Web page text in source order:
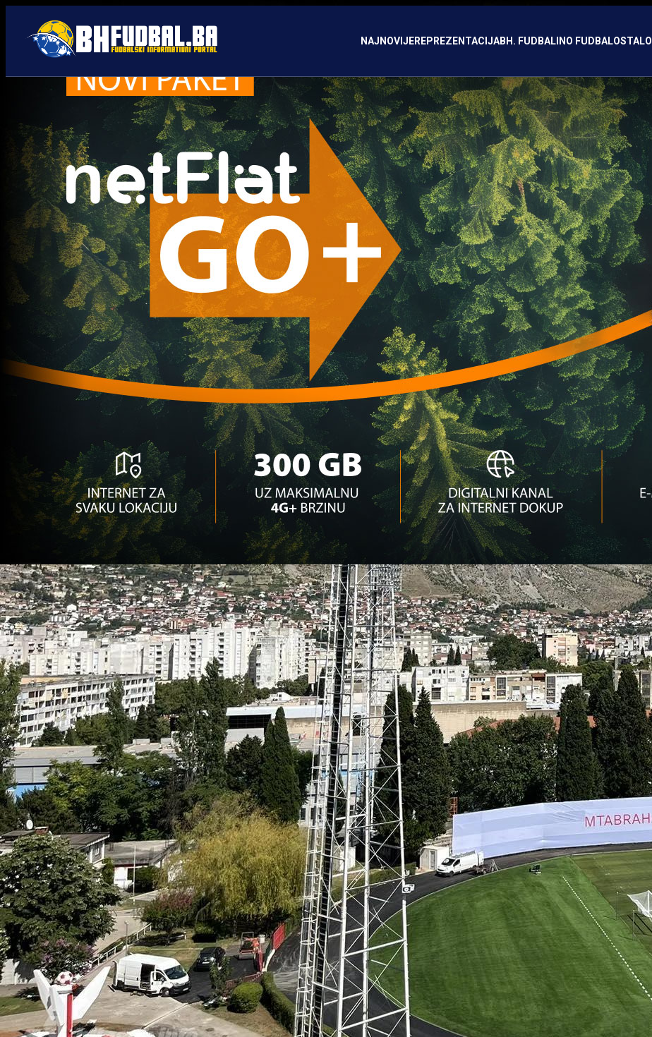
NAJNOVIJEREPREZENTACIJABH. FUDBALINO FUDBALOSTALO
Mlade selekcije
Mlade selekcije
Novi veliki bh. talenat ostaje u Njemačkoj: Armin Spahić produžio ugovor s Borussijom!
3 mjesec 3 sedmica
Mlade selekcije
Mladi Zmajevi se borili do kraja, ali Njemačka ipak slavila!
4 mjesec 1 sedmica